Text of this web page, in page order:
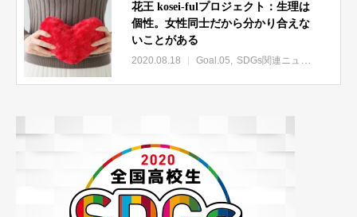
花王 kosei-fulプロジェクト：生理は
個性。女性同士だから分かり合えな
いことがある
2020.08.18 Goal.05 SDGs関連ニュース